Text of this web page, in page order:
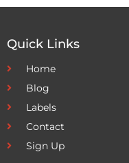
Quick Links
Home
Blog
Labels
Contact
Sign Up